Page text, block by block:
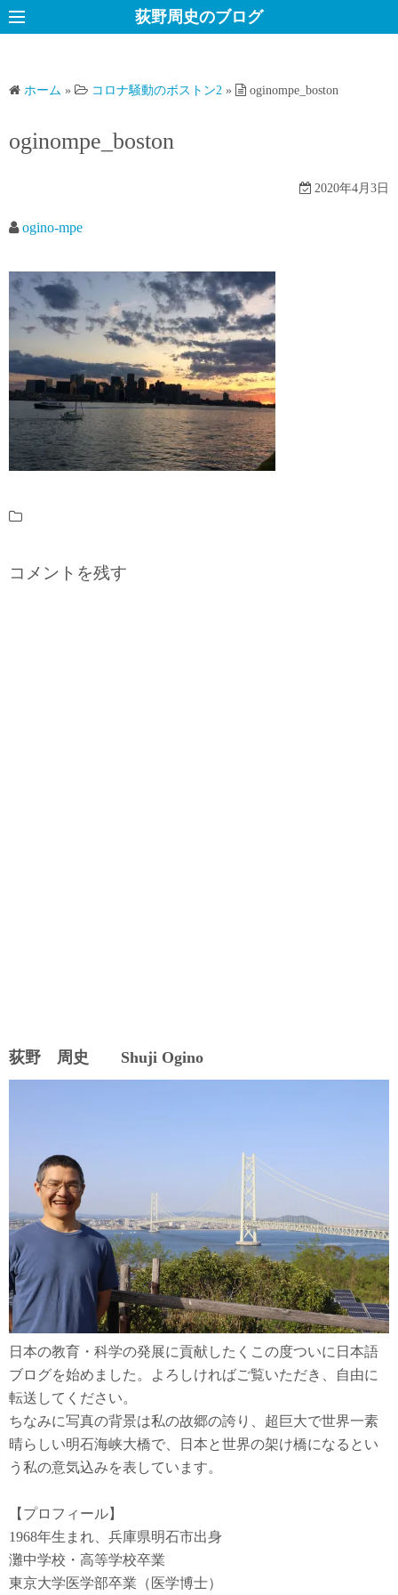
コ
ン
ス
プ
荻野周史のブログ
ホーム » コロナ騒動のボストン2 » oginompe_boston
oginompe_boston
2020年4月3日
ogino-mpe
コメントを残す
荻野 周史 Shuji Ogino
日本の教育・科学の発展に貢献したくこの度ついに日本語
ブログを始めました。よろしければご覧いただき、自由に
転送してください。
ちなみに写真の背景は私の故郷の誇り、超巨大で世界一素
晴らしい明石海峡大橋で、日本と世界の架け橋になるとい
う私の意気込みを表しています。
【プロフィール】
1968年生まれ、兵庫県明石市出身
灘中学校・高等学校卒業
東京大学医学部卒業（医学博士）